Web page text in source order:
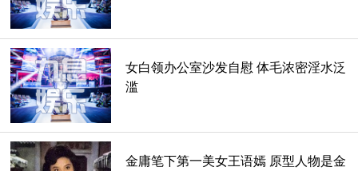
情感表达，
个人感觉，金庸是，虽然也有写作主旨，比如鹿鼎记很重要的
立意是，借韦小宝来反面讽刺官场甚至为人处世之间的虚伪狡
诈，某种程度上有点类似“雪隐鹭鸶飞始见, 柳藏鹦鹉语方
知。”但是他中间有意无意也会表露出很多人世间的其他情
感，比如小玄子和小桂子之间的感情还有放一段倚天屠龙记中
心爱的段落。
女白领办公室沙发自慰 体毛浓密淫水泛
滥
金庸笔下第一美女王语嫣 原型人物是金